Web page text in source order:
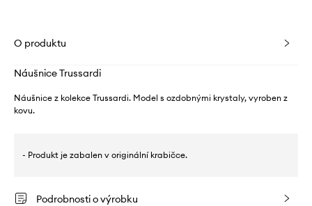
O produktu
Náušnice Trussardi
Náušnice z kolekce Trussardi. Model s ozdobnými krystaly, vyroben z
kovu.
- Produkt je zabalen v originální krabičce.
Podrobnosti o výrobku